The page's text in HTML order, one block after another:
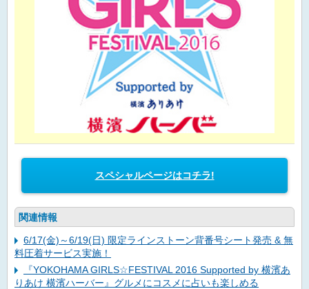
スペシャルページはコチラ!
関連情報
6/17(金)～6/19(日) 限定ラインストーン背番号シート発売 & 無
料圧着サービス実施！
『YOKOHAMA GIRLS☆FESTIVAL 2016 Supported by 横濱あ
りあけ 横濱ハーバー』グルメにコスメに占いも楽しめる